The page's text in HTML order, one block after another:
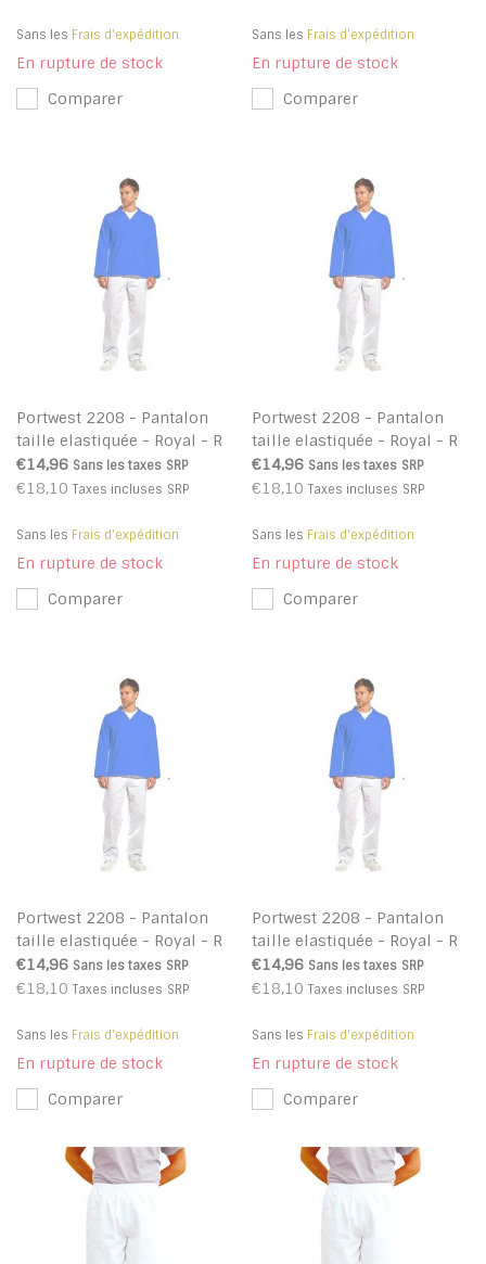
Sans les Frais d'expédition
En rupture de stock
Comparer
Sans les Frais d'expédition
En rupture de stock
Comparer
Portwest 2208 - Pantalon
taille elastiquée - Royal - R
€14,96 Sans les taxes SRP
€18,10 Taxes incluses SRP
Sans les Frais d'expédition
En rupture de stock
Comparer
Portwest 2208 - Pantalon
taille elastiquée - Royal - R
€14,96 Sans les taxes SRP
€18,10 Taxes incluses SRP
Sans les Frais d'expédition
En rupture de stock
Comparer
Portwest 2208 - Pantalon
taille elastiquée - Royal - R
€14,96 Sans les taxes SRP
€18,10 Taxes incluses SRP
Sans les Frais d'expédition
En rupture de stock
Comparer
Portwest 2208 - Pantalon
taille elastiquée - Royal - R
€14,96 Sans les taxes SRP
€18,10 Taxes incluses SRP
Sans les Frais d'expédition
En rupture de stock
Comparer